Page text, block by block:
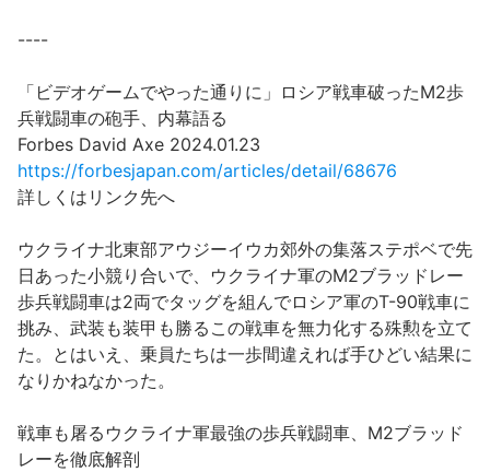
----
「ビデオゲームでやった通りに」ロシア戦車破ったM2歩
兵戦闘車の砲手、内幕語る
Forbes David Axe 2024.01.23
https://forbesjapan.com/articles/detail/68676
詳しくはリンク先へ
ウクライナ北東部アウジーイウカ郊外の集落ステポベで先
日あった小競り合いで、ウクライナ軍のM2ブラッドレー
歩兵戦闘車は2両でタッグを組んでロシア軍のT-90戦車に
挑み、武装も装甲も勝るこの戦車を無力化する殊勲を立て
た。とはいえ、乗員たちは一歩間違えれば手ひどい結果に
なりかねなかった。
戦車も屠るウクライナ軍最強の歩兵戦闘車、M2ブラッド
レーを徹底解剖